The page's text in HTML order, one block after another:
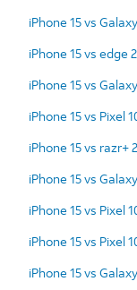
iPhone 15 vs
iPhone 15 vs edge
iPhone 15 vs
iPhone 15 vs Pixel
iPhone 15 vs razr+
iPhone 15 vs
iPhone 15 vs Pixel
iPhone 15 vs Pixel
iPhone 15 vs